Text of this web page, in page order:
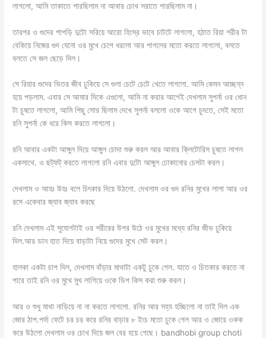
লাগলো, আমি তাকাতে পারছিলাম না আবার চোখ সরাতে পারছিলাম না।
তারপর ও গুদের পাপড়ি দুটো সরিয়ে আরো হিংস্র ভাবে চাটটে লাগলো, হঠাত রিয়া শরীর টা
বেকিয়ে নিজের গুদ যেনো ওর মুখে চেপে ধরলো আর পাগলের মতো করতে লাগলো, বলতে
বলতে সে জল ছেড়ে দিল।
সে রিয়ার গুদের ভিতর জীব ঢুকিয়ে সে গুলা চেটে চেটে খেতে লাগলো. আমি কেমন আচ্ছন্ন
হয়ে পড়লাম. এবার সে আমার দিকে এগুলো, আমি না করার আগেই দেখলাম সুপর্না ওর ধোন
টা চুষতে লাগলো, আমি পিছু সোর ছিলাম দেখে সুপর্না বললো ওকে আগে চুদতে, সেই মতো
রনি সুপর্না কে ধরে কিস করতে লাগলো।
রনি আবার একটা আঙ্গুল দিয়ে আঙ্গুল চোদা শুরু করল আর আবার ক্লিটোরিস চুষতে লাগল
একসাথে. ও ছট্‌ফট্ করতে লাগলো রনি এবার দুটো আঙ্গুল ঢোকানোর চেসটা করল।
দেখলাম ও আহঃ উহঃ বলে চিৎকার দিয়ে উঠলো. দেখলাম ওর গুদ রনির মুখের লালা আর ওর
রসে একেবার জ্যাব জ্যাব করছে
রনি দেখলাম এই সুযোগটাই ওর শরীরের উপর উঠে ওর মুখের মধ্যে রনির জীভ ঢুকিয়ে
দিল.আর ডান হাত দিয়ে বাড়াটা নিয়ে গুদের মুখে সেট করল।
হালকা একটা চাপ দিল, দেখলাম বাঁড়ার মাথাটা একটু ঢুকে গেল. যাতে ও চিতকার করতে না
পারে তাই রনি ওর মুখে মুখ লাগিয়ে ওকে ডিপ কিস করা শুরু করল।
আর ও শুধু মাথা নাড়িয়ে না না করতে লাগলো. রনির আর সহ্য হচ্ছিলো না তাই দিল এক
জোর ঠাপ.পর্দা ফেটে চর চর করে রনির বাড়ার ৮ ইংচ মতো ঢুকে গেল আর ও জোরে ওকক
করে উঠলো দেখলাম ওর চোখ দিয়ে জল বের হয়ে গেছে। bandhobi group choti